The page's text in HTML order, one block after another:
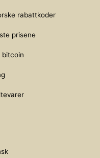
rabattkoder
prisene
bitcoin